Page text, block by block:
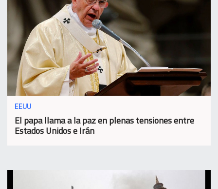
EEUU
El papa llama a la paz en plenas tensiones entre
Estados Unidos e Irán